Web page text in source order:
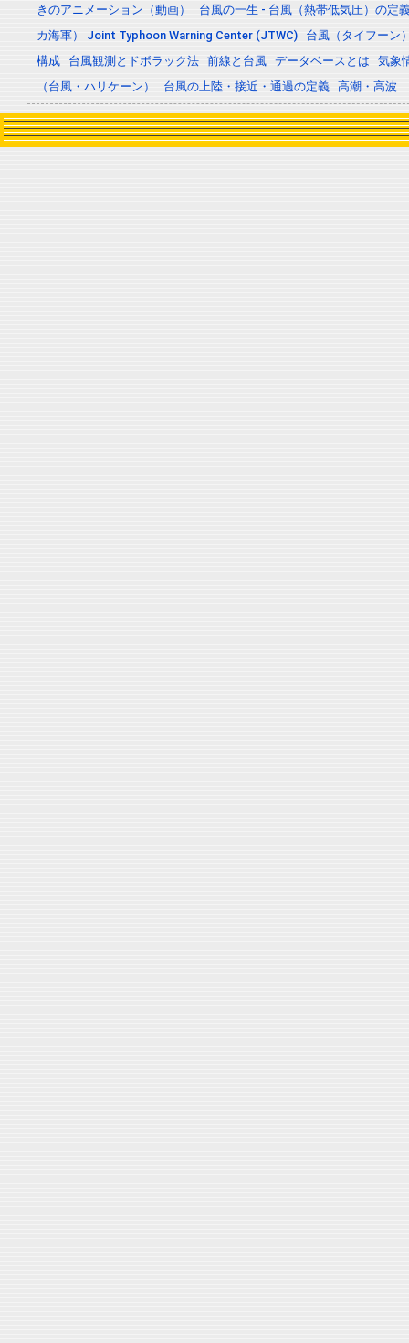
きのアニメーション（動画）
台風の一生 - 台風（熱帯低気圧）の定
カ海軍） Joint Typhoon Warning Center (JTWC)
台風（タイフーン
構成
台風観測とドボラック法 前線と台風 データベースとは
気象
（台風・ハリケーン）
台風の上陸・接近・通過の定義 高潮・高波